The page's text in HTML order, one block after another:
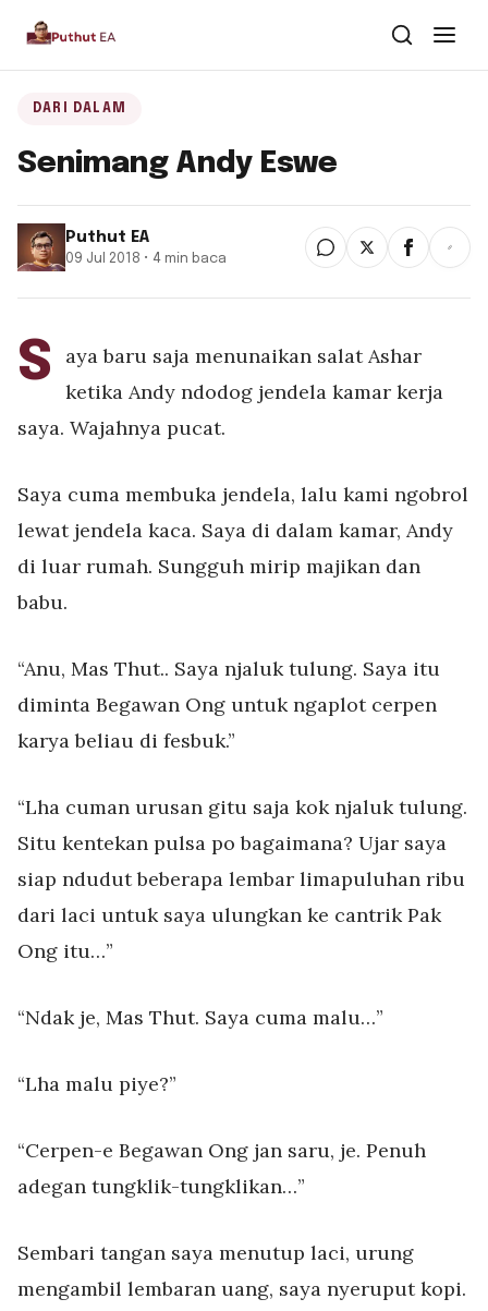
Dari Dalam
Dari Kawan
Buku
Tentang
Puthut EA
Situsweb
DARI DALAM
Senimang Andy Eswe
Puthut EA
09 Jul 2018 • 4 min baca
S
aya baru saja menunaikan salat Ashar
ketika Andy ndodog jendela kamar kerja
saya. Wajahnya pucat.
Saya cuma membuka jendela, lalu kami ngobrol
lewat jendela kaca. Saya di dalam kamar, Andy
di luar rumah. Sungguh mirip majikan dan
babu.
“Anu, Mas Thut.. Saya njaluk tulung. Saya itu
diminta Begawan Ong untuk ngaplot cerpen
karya beliau di fesbuk.”
“Lha cuman urusan gitu saja kok njaluk tulung.
Situ kentekan pulsa po bagaimana? Ujar saya
siap ndudut beberapa lembar limapuluhan ribu
dari laci untuk saya ulungkan ke cantrik Pak
Ong itu…”
“Ndak je, Mas Thut. Saya cuma malu…”
“Lha malu piye?”
“Cerpen-e Begawan Ong jan saru, je. Penuh
adegan tungklik-tungklikan…”
Sembari tangan saya menutup laci, urung
mengambil lembaran uang, saya nyeruput kopi.